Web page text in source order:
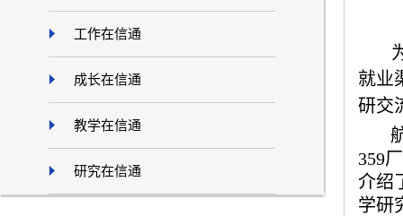
工作在信通
成长在信通
教学在信通
研究在信通
就业
研交
359
介绍
学研